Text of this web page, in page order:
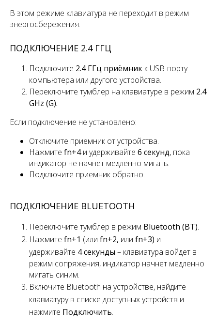
В этом режиме клавиатура не переходит в режим
энергосбережения.
ПОДКЛЮЧЕНИЕ 2.4 ГГЦ
Подключите 2.4 ГГц приёмник к USB-порту
компьютера или другого устройства.
Переключите тумблер на клавиатуре в режим 2.4
GHz (G).
Если подключение не установлено:
Отключите приемник от устройства.
Нажмите fn+4и удерживайте 6 секунд, пока
индикатор не начнет медленно мигать.
Подключите приемник обратно.
ПОДКЛЮЧЕНИЕ BLUETOOTH
Переключите тумблер в режим Bluetooth (BT).
Нажмите fn+1 (или fn+2, или fn+3) и
удерживайте 4 секунды – клавиатура войдет в
режим сопряжения, индикатор начнет медленно
мигать синим.
Включите Bluetooth на устройстве, найдите
клавиатуру в списке доступных устройств и
нажмите Подключить.